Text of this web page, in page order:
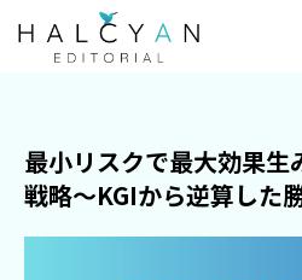
最小リスクで最大効果生
戦略〜KGIから逆算した